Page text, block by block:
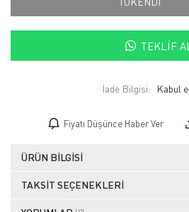
TEKLIF AL
İade Bilgisi:
Fiyatı Düşünce Haber Ver
ÜRÜN BILGISI
TAKSIT SEÇENEKLERI